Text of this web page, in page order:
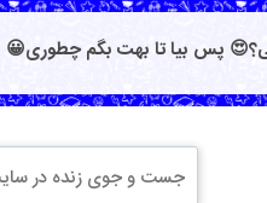
پس بیا تا بهت بگم چطوری😀